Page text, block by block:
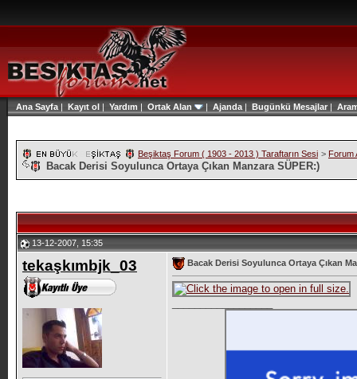
Ana Sayfa | Kayıt ol | Yardım | Ortak Alan | Ajanda | Bugünkü Mesajlar|
Beşiktaş Forum ( 1903 - 2013 ) Taraftarın Sesi > Forum
Bacak Derisi Soyulunca Ortaya Çıkan Manzara SÜPER:)
13-12-2007, 15:35
tekaşkımbjk_03 Bacak Derisi Soyulunca Ortaya Çıkan